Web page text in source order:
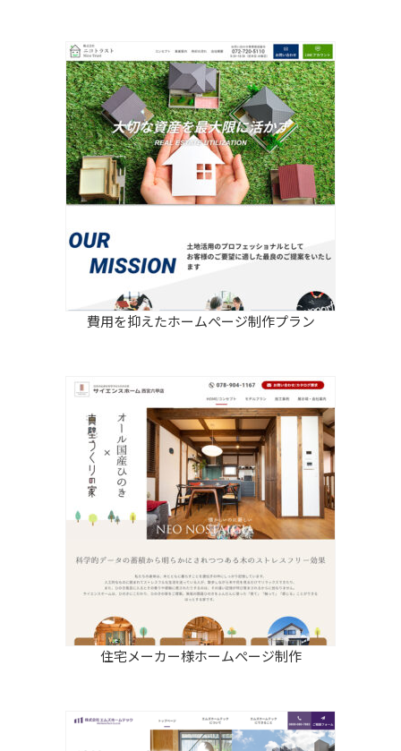
費用を抑えたホームぺージ制作プラン
住宅メーカー様ホームぺージ制作